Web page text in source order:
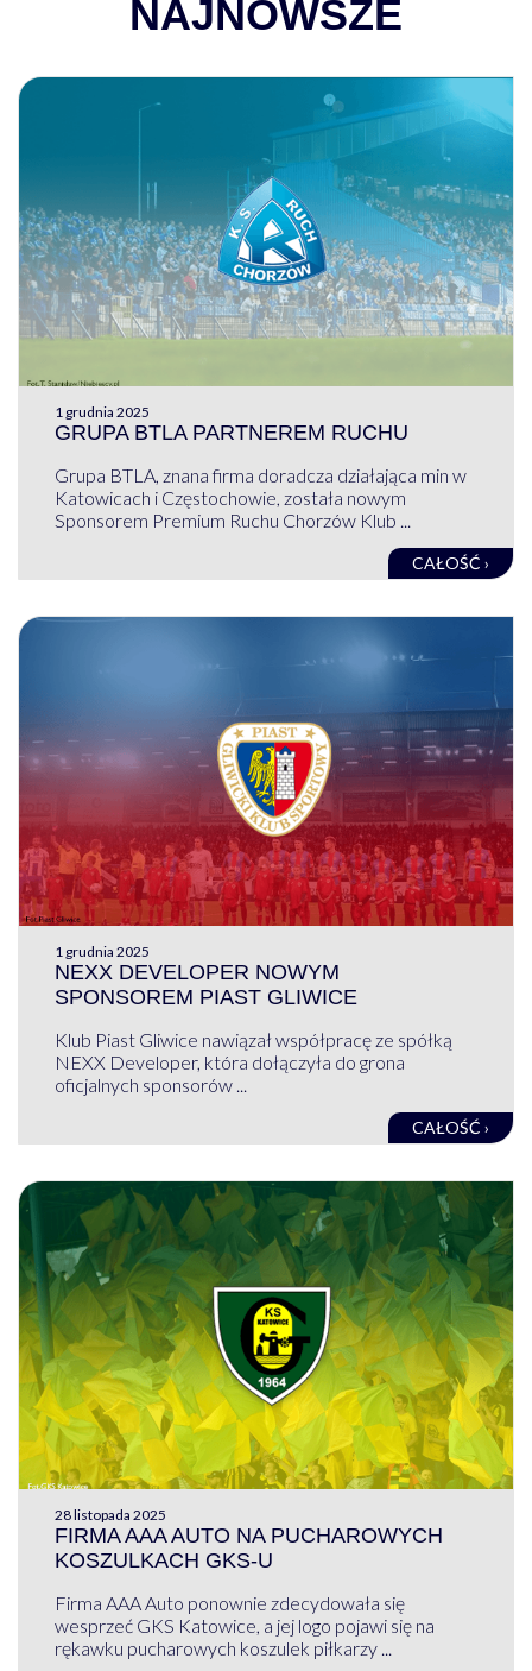
NAJNOWSZE
1 grudnia 2025
GRUPA BTLA PARTNEREM RUCHU
Grupa BTLA, znana firma doradcza działająca min w
Katowicach i Częstochowie, została nowym
Sponsorem Premium Ruchu Chorzów Klub ...
CAŁOŚĆ ›
1 grudnia 2025
NEXX DEVELOPER NOWYM
SPONSOREM PIAST GLIWICE
Klub Piast Gliwice nawiązał współpracę ze spółką
NEXX Developer, która dołączyła do grona
oficjalnych sponsorów ...
CAŁOŚĆ ›
28 listopada 2025
FIRMA AAA AUTO NA PUCHAROWYCH
KOSZULKACH GKS-U
Firma AAA Auto ponownie zdecydowała się
wesprzeć GKS Katowice, a jej logo pojawi się na
rękawku pucharowych koszulek piłkarzy ...